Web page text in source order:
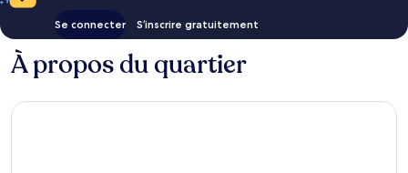
Se connecter S’inscrire gratuitement
À propos du quartier